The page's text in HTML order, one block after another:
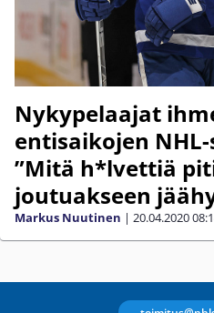
Nykypelaajat
entisaikojen
”Mitä h*lvettiä
joutuakseen
Markus Nuutinen | 20.04.2020